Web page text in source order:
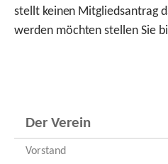
stellt keinen Mitgliedsantrag
werden möchten stellen Sie
Der Verein
Vorstand